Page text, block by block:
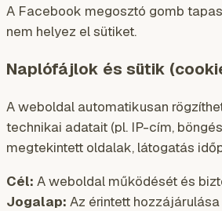
A Facebook megosztó gomb
nem helyez el sütiket.
Naplófájlok és sütik
A weboldal automatikusan
technikai adatait (pl. IP-cím,
megtekintett oldalak, látogatás
Cél: A weboldal működését és
Jogalap: Az érintett hozzájárulása